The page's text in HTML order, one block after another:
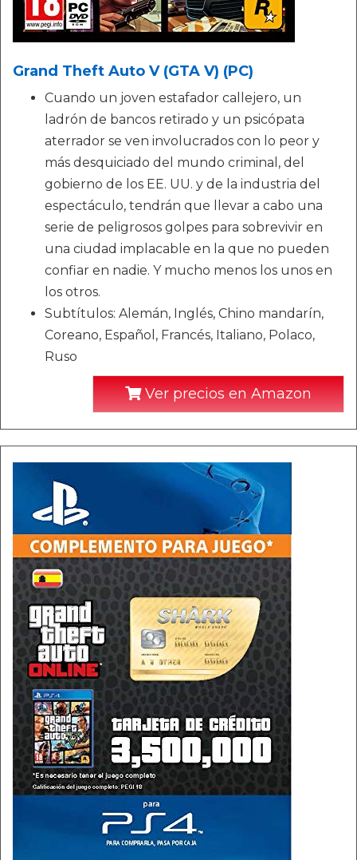
Grand Theft Auto V (GTA V) (PC)
Cuando un joven estafador callejero, un
ladrón de bancos retirado y un psicópata
aterrador se ven involucrados con lo peor y
más desquiciado del mundo criminal, del
gobierno de los EE. UU. y de la industria del
espectáculo, tendrán que llevar a cabo una
serie de peligrosos golpes para sobrevivir en
una ciudad implacable en la que no pueden
confiar en nadie. Y mucho menos los unos en
los otros.
Subtítulos: Alemán, Inglés, Chino mandarín,
Coreano, Español, Francés, Italiano, Polaco,
Ruso
Ver precios en Amazon